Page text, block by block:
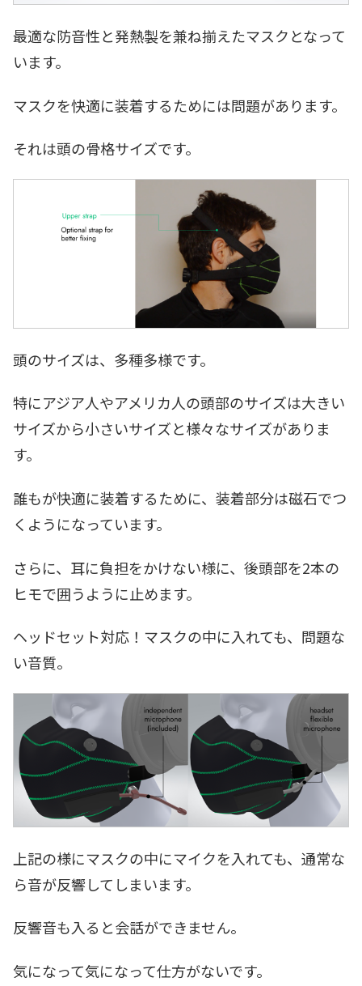
最適な防音性と発熱製を兼ね揃えたマスクとなって
います。
マスクを快適に装着するためには問題があります。
それは頭の骨格サイズです。
頭のサイズは、多種多様です。
特にアジア人やアメリカ人の頭部のサイズは大きい
サイズから小さいサイズと様々なサイズがありま
す。
誰もが快適に装着するために、装着部分は磁石でつ
くようになっています。
さらに、耳に負担をかけない様に、後頭部を2本の
ヒモで囲うように止めます。
ヘッドセット対応！マスクの中に入れても、問題な
い音質。
上記の様にマスクの中にマイクを入れても、通常な
ら音が反響してしまいます。
反響音も入ると会話ができません。
気になって気になって仕方がないです。